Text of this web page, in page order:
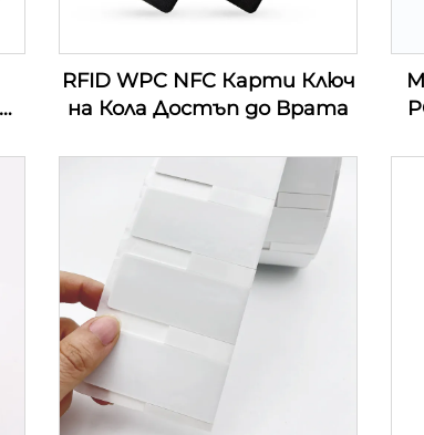
RFID WPC NFC Карти Ключ
на Кола Достъп до Врата